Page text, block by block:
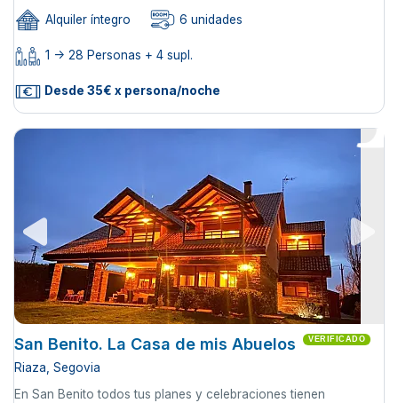
Alquiler íntegro 6 unidades
1 -> 28 Personas + 4 supl.
Desde 35€ x persona/noche
San Benito. La Casa de mis Abuelos VERIFICADO
Riaza, Segovia
En San Benito todos tus planes y celebraciones tienen